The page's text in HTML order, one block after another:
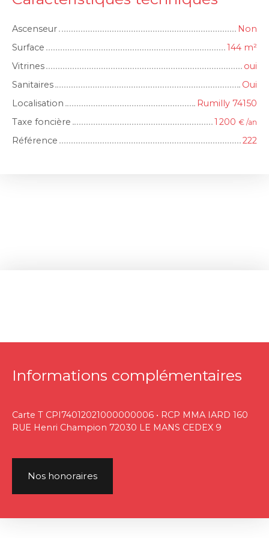
Ascenseur
Non
Surface
144 m²
Vitrines
oui
Sanitaires
Oui
Localisation
Rumilly 74150
Taxe foncière
1 200 € /an
Référence 222
Informations complémentaires
Carte T CPI74012021000000006 • RCP MMA IARD 160
RUE Henri Champion 72030 LE MANS CEDEX 9
Nos honoraires